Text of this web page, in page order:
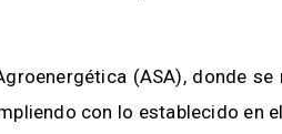
(ASA), donde se
con lo establecido en